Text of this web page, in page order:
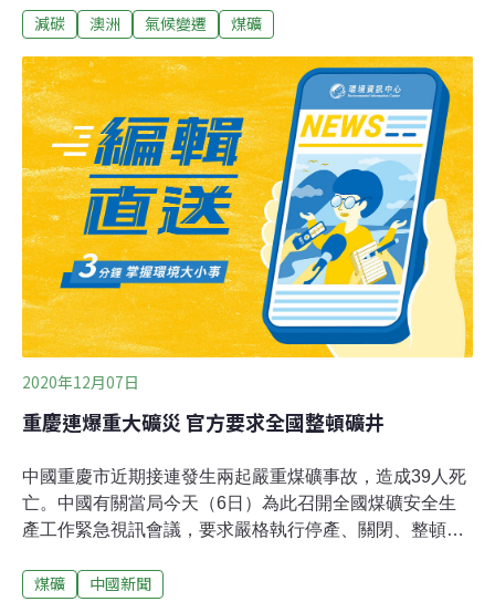
絕新南威爾斯一處煤礦的擴建計畫，提告學生指出，這處
惡化，帶來更多的環境災難，進而衝擊年輕人的未來學生
法定監護人亞瑟修女表示，他們必須要採取行動，不是寫
寫報告，或是以後再花長時間規畫，而是要現在就行動。
澳洲是全球碳排量最高的國家之一，近來當地飽受氣候異
常之苦，乾旱野火頻傳，提告的孩子們認為，減少煤礦開
採，將可以有效降低氣候變遷的衝擊。這項由青少年發起
的訴訟，在澳洲堪稱史無前例，也將提醒大人們，不要禍
延子孫。
減碳 澳洲 氣候變遷 煤礦
2020年12月07日
重慶連爆重大礦災 官方要求全國整頓礦井
中國重慶市近期接連發生兩起嚴重煤礦事故，造成39人死
亡。中國有關當局今天（6日）為此召開全國煤礦安全生
產工作緊急視訊會議，要求嚴格執行停產、關閉、整頓礦
事故和12月4日吊水洞煤礦重大事故，分別造成16人和23
煤礦 中國新聞